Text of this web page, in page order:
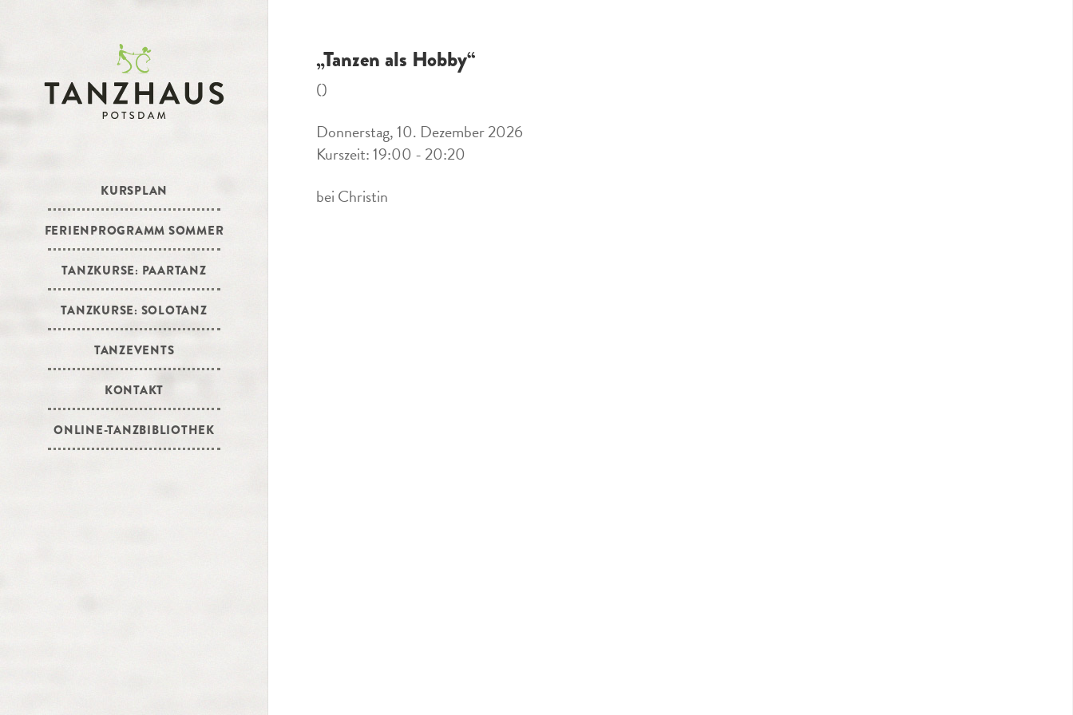
KURSPLAN
FERIENPROGRAMM SOMMER
TANZKURSE: PAARTANZ
TANZKURSE: SOLOTANZ
TANZEVENTS
KONTAKT
ONLINE-TANZBIBLIOTHEK
„Tanzen als Hobby“
()
Donnerstag, 10. Dezember 2026
Kurszeit: 19:00 - 20:20
bei Christin